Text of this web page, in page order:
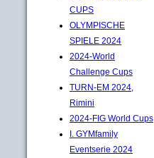
CUPS
OLYMPISCHE
SPIELE 2024
2024-World
Challenge Cups
TURN-EM 2024,
Rimini
2024-FIG World Cups
I. GYMfamily
Eventserie 2024